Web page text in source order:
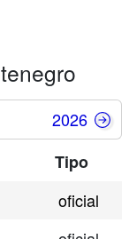
2026
Tipo
oficial